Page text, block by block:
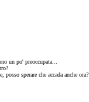
un po' preoccupata...
sperare che accada anche ora?